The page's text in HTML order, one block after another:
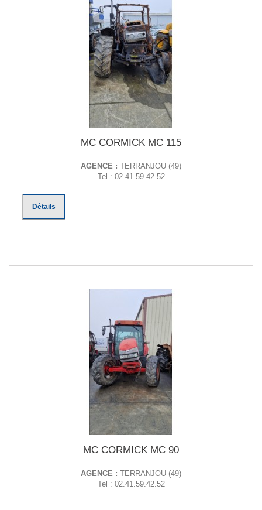
MC CORMICK MC 115
AGENCE : TERRANJOU (49)
Tel : 02.41.59.42.52
Détails
MC CORMICK MC 90
AGENCE : TERRANJOU (49)
Tel : 02.41.59.42.52